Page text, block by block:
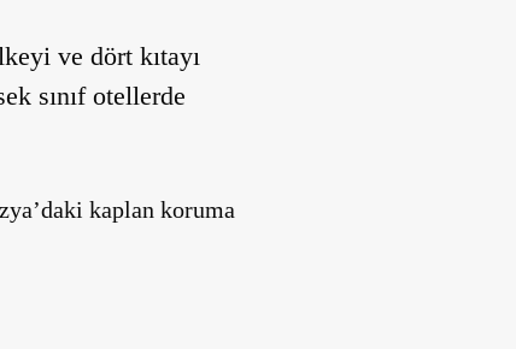
ve dört kıtayı
sınıf otellerde
kaplan koruma